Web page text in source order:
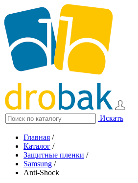
Искать
Главная /
Каталог /
Защитные пленки /
Samsung /
Anti-Shock